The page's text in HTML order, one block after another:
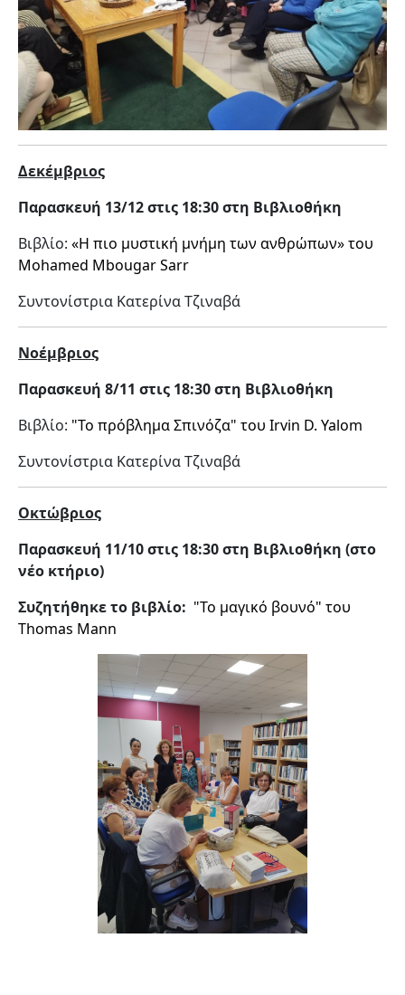
Δεκέμβριος
Παρασκευή 13/12 στις 18:30 στη Βιβλιοθήκη
Βιβλίο: «Η πιο μυστική μνήμη των ανθρώπων» του
Mohamed Mbougar Sarr
Συντονίστρια Κατερίνα Τζιναβά
Νοέμβριος
Παρασκευή 8/11 στις 18:30 στη Βιβλιοθήκη
Βιβλίο: "Το πρόβλημα Σπινόζα" του Irvin D. Yalom
Συντονίστρια Κατερίνα Τζιναβά
Οκτώβριος
Παρασκευή 11/10 στις 18:30 στη Βιβλιοθήκη (στο
νέο κτήριο)
Συζητήθηκε το βιβλίο: "Το μαγικό βουνό" του
Thomas Mann